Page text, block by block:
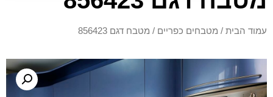
עמוד הבית / מטבחים כפריים / מטבח דגם 856423